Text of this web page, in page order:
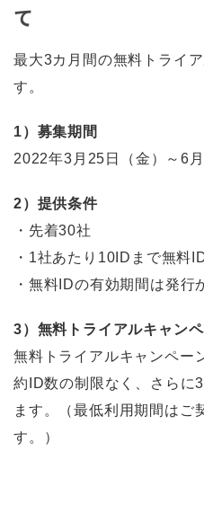
て
最大3カ月間の無料トライ
す。
1）募集期間
2022年3月25日（金）～6月
2）提供条件
・先着30社
・1社あたり10IDまで無料
・無料IDの有効期間は発
3）無料トライアルキャン
無料トライアルキャンペー
約ID数の制限なく、さらに
ます。（最低利用期間はご
す。）